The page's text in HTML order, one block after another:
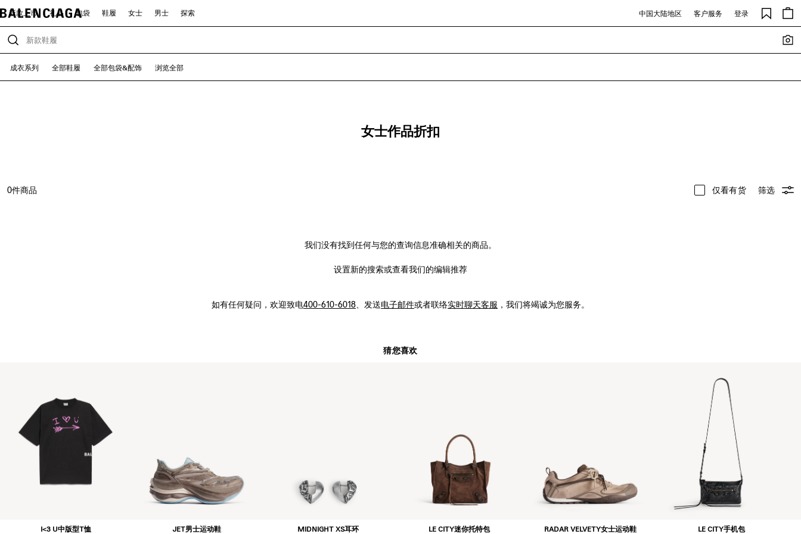
新款上市 礼品 包袋 鞋履 女士 男士 探索 中国大陆地区 客户服务 登录
成衣系列 全部鞋履 全部包袋&配饰 浏览全部
女士作品折扣
0件商品 仅看有货 筛选
我们没有找到任何与您的查询信息准确相关的商品。
设置新的搜索或查看我们的编辑推荐
如有任何疑问， 欢迎致电400-610-6018 、发送电子邮件或者联络实时聊天客服 ，我们将竭诚为您服务。
猜您喜欢
I<3 U中版型T恤
JET男士运动鞋
MIDNIGHT XS耳环
LE CITY迷你托特包
RADAR VELVETY女士运动鞋
LE CITY手机包